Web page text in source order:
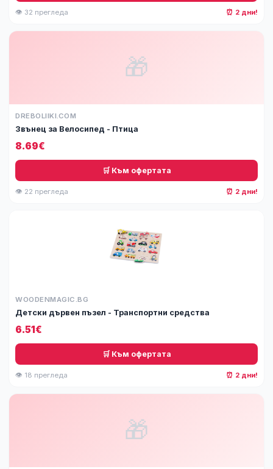
👁 32 прегледа ⏰ 2 дни!
🎁
DREBOLIIKI.COM
Звънец за Велосипед - Птица
8.69€
🛒 Към офертата
👁 22 прегледа ⏰ 2 дни!
WOODENMAGIC.BG
Детски дървен пъзел - Транспортни средства
6.51€
🛒 Към офертата
👁 18 прегледа ⏰ 2 дни!
🎁